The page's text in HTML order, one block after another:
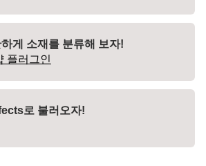
게 소재를 분류해 보자!
플러그인
로 불러오자!